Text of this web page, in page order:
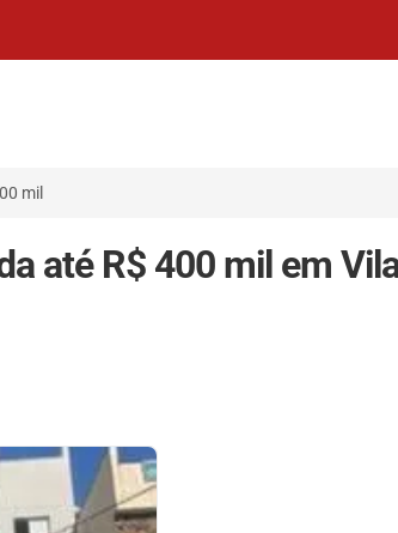
mil
até R$ 400 mil em